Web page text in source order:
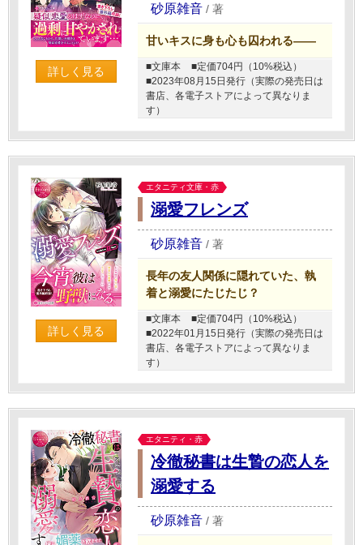
詳しく見る
砂原雑音 / 著
甘いキスに身も心も囚われる――
■文庫本
■定価704円（10%税込）
■2023年08月15日発行（実際の発売日は
書店、各電子ストアによって異なりま
す）
詳しく見る
エタニティ文庫・赤
溺愛フレンズ
砂原雑音 / 著
長年の友人関係に隠れていた、執
着と溺愛にたじたじ？
■文庫本
■定価704円（10%税込）
■2022年01月15日発行（実際の発売日は
書店、各電子ストアによって異なりま
す）
エタニティ・赤
冷徹秘書は生贄の恋人を
溺愛する
砂原雑音 / 著